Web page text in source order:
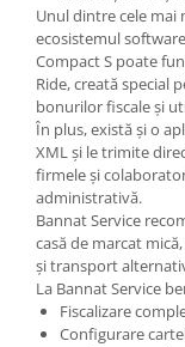
Unul dintre cele mai
ecosistemul
Compact S poate
Ride, creată special
bonurilor fiscale și
În plus, există și o
XML și le trimite
firmele și
administrativă.
Bannat Service
casă de marcat
și transport
La Bannat Service
Fiscalizare
Configurare